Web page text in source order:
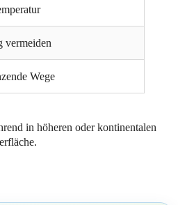
vermeiden
Wege
in höheren oder kontinentalen